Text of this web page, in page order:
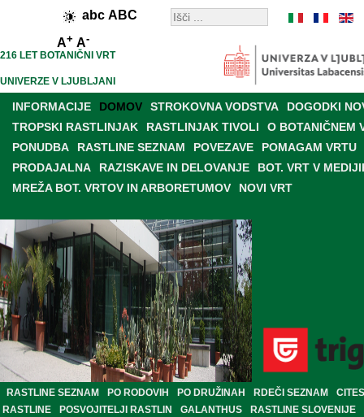
abc ABC
A+ A-
216 LET BOTANIČNI VRT
UNIVERZE V LJUBLJANI
INFORMACIJE DOMOV STROKOVNA VODSTVA
DOGODKI
TROPSKI RASTLINJAK
RASTLINJAK TIVOLI
O BOTANIČNEM
PONUDBA
RASTLINE SEZNAM POVEZAVE
POMAGAM VRTU
PRODAJALNA
RAZISKAVE IN DELOVANJE
BOT. VRT V
MREŽA BOT. VRTOV IN ARBORETUMOV
NOVI VRT
RASTLINE SEZNAM PO RODOVIH PO DRUŽINAH RDEČI SEZNAM
CITES
RASTLINE
POSVOJITELJI RASTLIN GALANTHUS RASTLINE SLOVENIJE